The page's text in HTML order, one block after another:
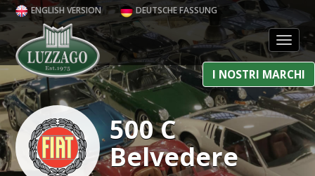
ENGLISH VERSION DEUTSCHE FASSUNG
I NOSTRI MARCHI
500 C
Belvedere